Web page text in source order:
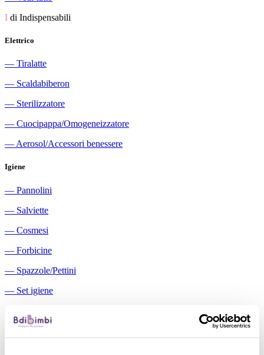
I di Indispensabili
Elettrico
― Tiralatte
― Scaldabiberon
― Sterilizzatore
― Cuocipappa/Omogeneizzatore
― Aerosol/Accessori benessere
Igiene
― Pannolini
― Salviette
― Cosmesi
― Forbicine
― Spazzole/Pettini
― Set igiene
Aspiratori nasali manuali